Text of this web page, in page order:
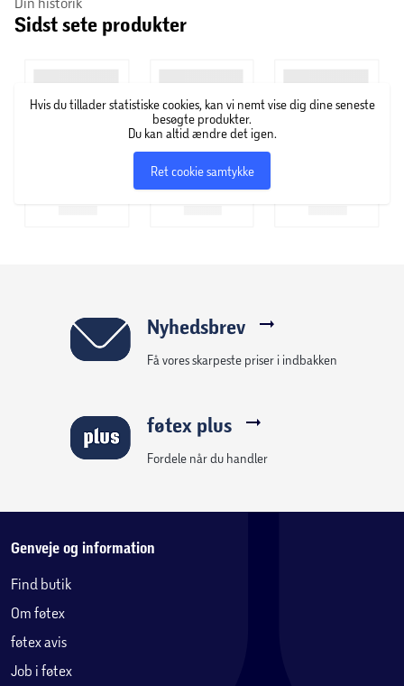
Bag Bio Logico står vinfirmaet Globus Wine A/S. Globus
hvor de blandt andet fylder vin på flasker og står for
design. Det hele startede i 2006 som en lille, dansk start-
up virksomhed, som nu er en international spiller på
Sidst sete produkter
Hvis du tillader statistiske cookies, kan vi nemt vise dig dine seneste
besøgte produkter.
Du kan altid ændre det igen.
Ret cookie samtykke
Nyhedsbrev
Få vores skarpeste priser i indbakken
føtex plus
Fordele når du handler
Genveje og information
Find butik
Om føtex
føtex avis
Job i føtex